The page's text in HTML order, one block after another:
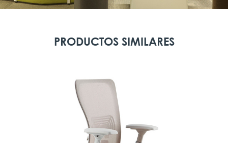
PRODUCTOS SIMILARES